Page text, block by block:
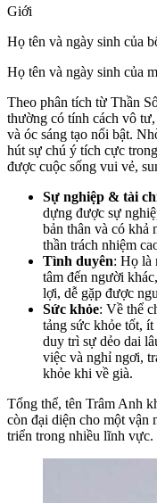
Giới
Họ tên và ngày sinh của
Họ tên và ngày sinh của
Theo phân tích từ Thần
thường có tính cách vô
và óc sáng tạo nổi bật.
hút sự chú ý tích cực
được cuộc sống vui vẻ,
Sự nghiệp & tài
dựng được sự
bản thân và có khả
thần trách nhiệm
Tình duyên: Họ là
tâm đến người
lợi, dễ gặp được
Sức khỏe: Về thể
tảng sức khỏe tốt,
duy trì sự dẻo dai
việc và nghỉ ngơi,
khỏe khi về già.
Tổng thể, tên Trâm Anh
còn đại diện cho một vận
triển trong nhiều lĩnh vực.